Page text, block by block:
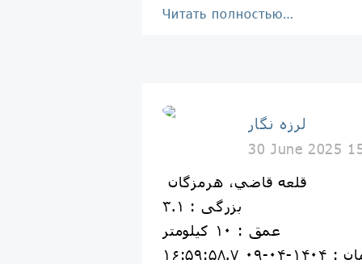
Читать полностью…
لرزه نگار
30 June 2025
قلعه قاضي، هرمزگان
بزرگی : ۳.۱
عمق : ۱۰ کیلومتر
۰۴-۰۹ ۱۶:۵۹:۵۸.۷